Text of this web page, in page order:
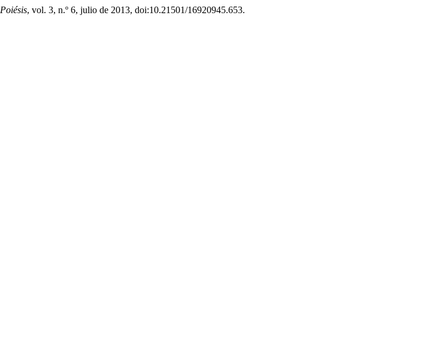
Poiésis, vol. 3, n.º 6, julio de 2013, doi:10.21501/16920945.653.